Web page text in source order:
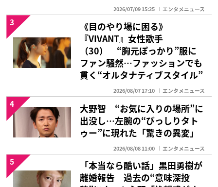
2026/07/09 15:25 エンタメニュース
《目のやり場に困る》
『VIVANT』女性歌手
（30） “胸元ぽっかり”服に
ファン騒然…ファッションでも
貫く“オルタナティブスタイル”
2026/08/07 17:10 エンタメニュース
3
大野智 “お気に入りの場所”に
出没し…左腕の“びっしりタト
ゥー”に現れた「驚きの異変」
2026/08/08 11:00 エンタメニュース
4
「本当なら酷い話」黒田勇樹が
離婚報告 過去の“意味深投
5